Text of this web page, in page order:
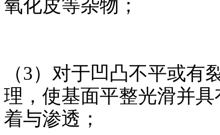
氧化皮等杂物；
（3）对于凹凸不平或
理，使基面平整光滑并
着与渗透；